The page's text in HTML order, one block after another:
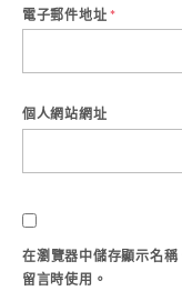
電子郵件地址 *
個人網站網址
在瀏覽器中儲存顯示名
留言時使用。